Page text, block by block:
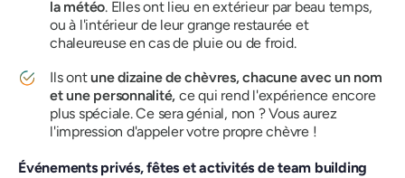
la météo. Elles ont lieu en extérieur par beau temps,
ou à l'intérieur de leur grange restaurée et
chaleureuse en cas de pluie ou de froid.
Ils ontune dizaine de chèvres, chacune avec un nom
et une personnalité, ce qui rend l'expérience encore
plus spéciale. Ce sera génial, non ? Vous aurez
l'impression d'appeler votre propre chèvre !
Événements privés, fêtes et activités de team building